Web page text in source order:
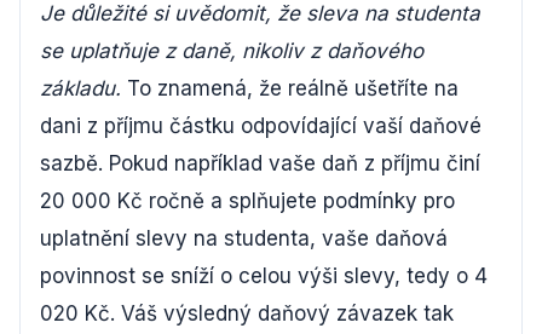
Je důležité si uvědomit, že sleva na studenta
se uplatňuje z daně, nikoliv z daňového
základu. To znamená, že reálně ušetříte na
dani z příjmu částku odpovídající vaší daňové
sazbě. Pokud například vaše daň z příjmu činí
20 000 Kč ročně a splňujete podmínky pro
uplatnění slevy na studenta, vaše daňová
povinnost se sníží o celou výši slevy, tedy o 4
020 Kč. Váš výsledný daňový závazek tak